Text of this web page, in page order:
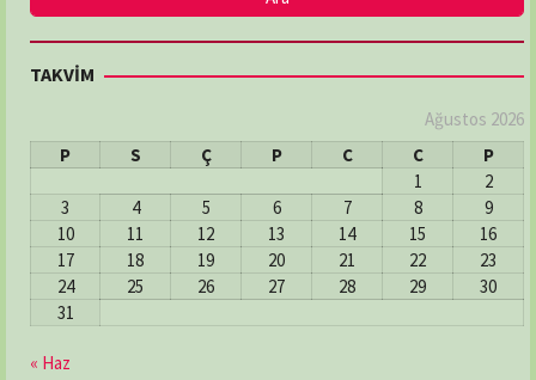
TAKVİM
Ağustos 2026
P
S Ç P C C
P
1
2
3
4 5 6 7 8
9
10
11 12 13 14 15
16
17
18 19 20 21 22
23
24
25 26 27 28 29
30
31
« Haz